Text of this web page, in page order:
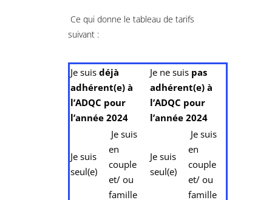
Ce qui donne le tableau de tarifs
suivant :
Je suis déjà
adhérent(e) à
l’ADQC pour
l’année 2024
Je ne suis pas
adhérent(e) à
l’ADQC pour
l’année 2024
Je suis
seul(e)
Je suis
en
couple
et/ ou
famille
Je suis
seul(e)
Je suis
en
couple
et/ ou
famille